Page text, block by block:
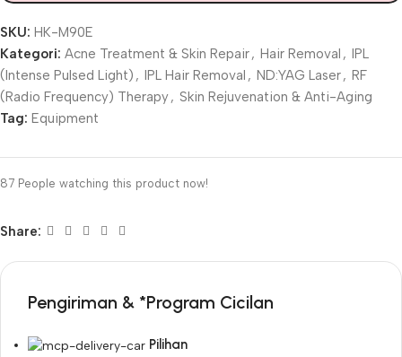
SKU: HK-M90E
Kategori: Acne Treatment & Skin Repair, Hair Removal , IPL
(Intense Pulsed Light) , IPL Hair Removal , ND:YAG Laser, RF
(Radio Frequency) Therapy, Skin Rejuvenation & Anti-Aging
Tag: Equipment
87 People watching this product now!
Share:
Pengiriman & *Program Cicilan
Pilihan